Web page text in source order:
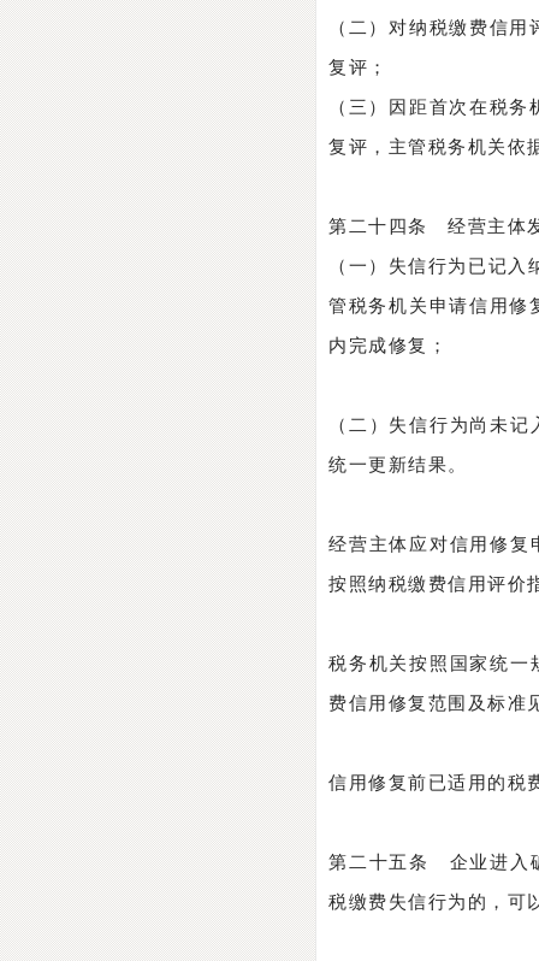
（二）对纳税缴费信
复评；
（三）因距首次在税
复评，主管税务机关依
第二十四条 经营主体
（一）失信行为已记
管税务机关申请信用修
内完成修复；
（二）失信行为尚未
统一更新结果。
经营主体应对信用修复
按照纳税缴费信用评价
税务机关按照国家统一
费信用修复范围及标准
信用修复前已适用的税
第二十五条 企业进入
税缴费失信行为的，可